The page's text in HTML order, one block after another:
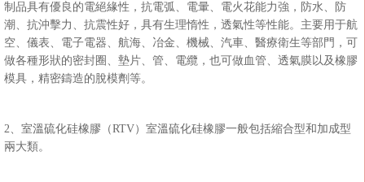
制品具有優良的電絕緣性，抗電弧、電暈、電火花能力強，防水、防
潮、抗沖擊力、抗震性好，具有生理惰性，透氣性等性能。主要用于航
空、儀表、電子電器、航海、冶金、機械、汽車、醫療衛生等部門，可
做各種形狀的密封圈、墊片、管、電纜，也可做血管、透氣膜以及橡膠
模具，精密鑄造的脫模劑等。
2、室溫硫化硅橡膠（RTV）室溫硫化硅橡膠一般包括縮合型和加成型
兩大類。